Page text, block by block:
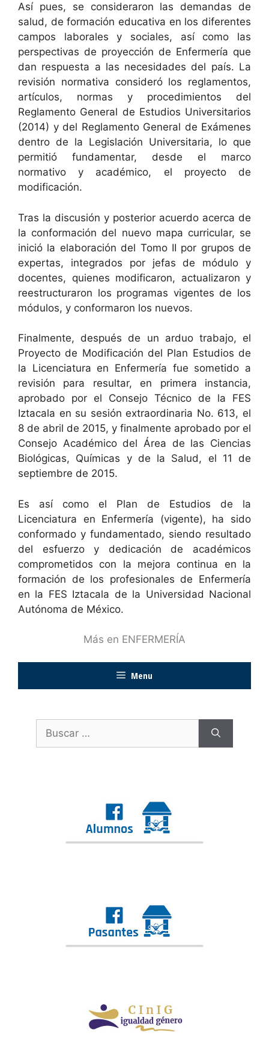
Así pues, se consideraron las demandas de
salud, de formación educativa en los diferentes
campos laborales y sociales, así como las
perspectivas de proyección de Enfermería que
dan respuesta a las necesidades del país. La
revisión normativa consideró los reglamentos,
artículos, normas y procedimientos del
Reglamento General de Estudios Universitarios
(2014) y del Reglamento General de Exámenes
dentro de la Legislación Universitaria, lo que
permitió fundamentar, desde el marco
normativo y académico, el proyecto de
modificación.
Tras la discusión y posterior acuerdo acerca de
la conformación del nuevo mapa curricular, se
inició la elaboración del Tomo II por grupos de
expertas, integrados por jefas de módulo y
docentes, quienes modificaron, actualizaron y
reestructuraron los programas vigentes de los
módulos, y conformaron los nuevos.
Finalmente, después de un arduo trabajo, el
Proyecto de Modificación del Plan Estudios de
la Licenciatura en Enfermería fue sometido a
revisión para resultar, en primera instancia,
aprobado por el Consejo Técnico de la FES
Iztacala en su sesión extraordinaria No. 613, el
8 de abril de 2015, y finalmente aprobado por el
Consejo Académico del Área de las Ciencias
Biológicas, Químicas y de la Salud, el 11 de
septiembre de 2015.
Es así como el Plan de Estudios de la
Licenciatura en Enfermería (vigente), ha sido
conformado y fundamentado, siendo resultado
del esfuerzo y dedicación de académicos
comprometidos con la mejora continua en la
formación de los profesionales de Enfermería
en la FES Iztacala de la Universidad Nacional
Autónoma de México.
Más en ENFERMERÍA
Menu